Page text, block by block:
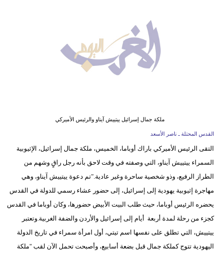
مرأة
أزياء
إسلامية
علوم
وتكنولوجيا
بيئة
ملكة جمال إسرائيل ييتييش آيناو والرئيس الأميركي
القدس المحتلة ـ ناصر الأسعد
التقى الرئيس الأميركي باراك أوباما، الخميس، ملكة جمال إسرائيل، الإثيوبية
السمراء ييتييش آيناو، التي وصفته في وقت لاحق بأنه رجل راقٍ وشهم من
الطراز الرفيع، وذو شخصية ساحرة وغير عادية."تم دعوة ييتييش آيناو، وهي
مهاجرة إثيوبية يهودية إلى إسرائيل، إلى حضور عشاء رسمي للدولة في القدس
يحضره الرئيس أوباما، حيث طلب البيت الأبيض حضورها، وكان أوباما في القدس
كجزء من رحلة لمدة أربعة أيام إلى إسرائيل والأردن والضفة الغربية.وتعتبر
ييتييش، التي تطلق على نفسها اسم تيتي، أول امرأة سمراء في تاريخ الدولة
اليهودية تتوج كملكة جمال قبل بضعة أسابيع، وأصبحت تحمل الآن لقب "ملكة